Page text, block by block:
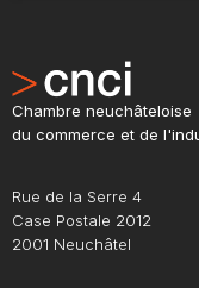
Chambre neuchâteloise
du commerce et de
Rue de la Serre 4
Case Postale 2012
2001 Neuchâtel